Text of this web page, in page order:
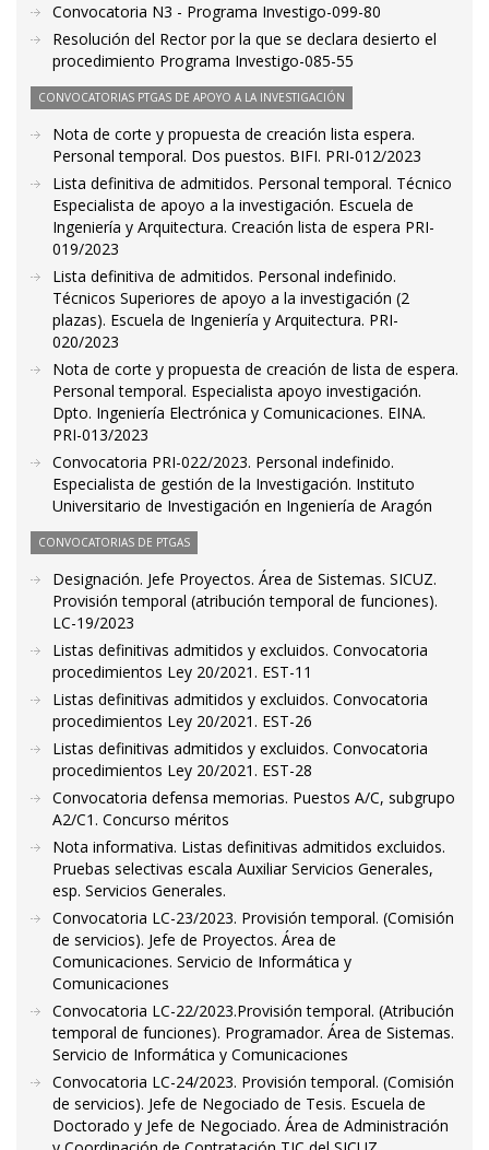
Convocatoria N3 - Programa Investigo-099-80
Resolución del Rector por la que se declara desierto el
procedimiento Programa Investigo-085-55
CONVOCATORIAS PTGAS DE APOYO A LA INVESTIGACIÓN
Nota de corte y propuesta de creación lista espera.
Personal temporal. Dos puestos. BIFI. PRI-012/2023
Lista definitiva de admitidos. Personal temporal. Técnico
Especialista de apoyo a la investigación. Escuela de
Ingeniería y Arquitectura. Creación lista de espera PRI-
019/2023
Lista definitiva de admitidos. Personal indefinido.
Técnicos Superiores de apoyo a la investigación (2
plazas). Escuela de Ingeniería y Arquitectura. PRI-
020/2023
Nota de corte y propuesta de creación de lista de espera.
Personal temporal. Especialista apoyo investigación.
Dpto. Ingeniería Electrónica y Comunicaciones. EINA.
PRI-013/2023
Convocatoria PRI-022/2023. Personal indefinido.
Especialista de gestión de la Investigación. Instituto
Universitario de Investigación en Ingeniería de Aragón
CONVOCATORIAS DE PTGAS
Designación. Jefe Proyectos. Área de Sistemas. SICUZ.
Provisión temporal (atribución temporal de funciones).
LC-19/2023
Listas definitivas admitidos y excluidos. Convocatoria
procedimientos Ley 20/2021. EST-11
Listas definitivas admitidos y excluidos. Convocatoria
procedimientos Ley 20/2021. EST-26
Listas definitivas admitidos y excluidos. Convocatoria
procedimientos Ley 20/2021. EST-28
Convocatoria defensa memorias. Puestos A/C, subgrupo
A2/C1. Concurso méritos
Nota informativa. Listas definitivas admitidos excluidos.
Pruebas selectivas escala Auxiliar Servicios Generales,
esp. Servicios Generales.
Convocatoria LC-23/2023. Provisión temporal. (Comisión
de servicios). Jefe de Proyectos. Área de
Comunicaciones. Servicio de Informática y
Comunicaciones
Convocatoria LC-22/2023.Provisión temporal. (Atribución
temporal de funciones). Programador. Área de Sistemas.
Servicio de Informática y Comunicaciones
Convocatoria LC-24/2023. Provisión temporal. (Comisión
de servicios). Jefe de Negociado de Tesis. Escuela de
Doctorado y Jefe de Negociado. Área de Administración